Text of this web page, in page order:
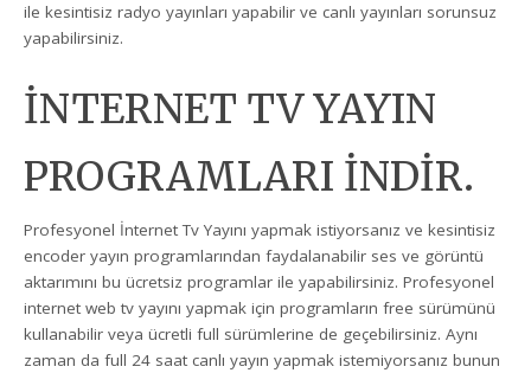
ile kesintisiz radyo yayınları yapabilir ve canlı yayınları sorunsuz
yapabilirsiniz.
İNTERNET TV YAYIN
PROGRAMLARI İNDİR.
Profesyonel İnternet Tv Yayını yapmak istiyorsanız ve kesintisiz
encoder yayın programlarından faydalanabilir ses ve görüntü
aktarımını bu ücretsiz programlar ile yapabilirsiniz. Profesyonel
internet web tv yayını yapmak için programların free sürümünü
kullanabilir veya ücretli full sürümlerine de geçebilirsiniz. Aynı
zaman da full 24 saat canlı yayın yapmak istemiyorsanız bunun